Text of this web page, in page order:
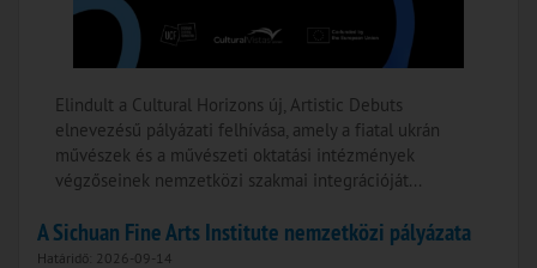
Elindult a Cultural Horizons új, Artistic Debuts
elnevezésű pályázati felhívása, amely a fiatal ukrán
művészek és a művészeti oktatási intézmények
végzőseinek nemzetközi szakmai integrációját...
A Sichuan Fine Arts Institute nemzetközi pályázata
Határidő: 2026-09-14